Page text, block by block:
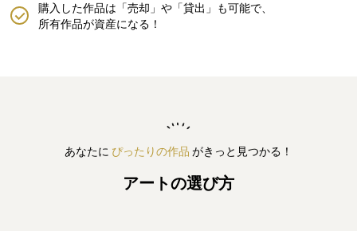
購入した作品は「売却」や「貸出」も可能で、
所有作品が資産になる！
あなたに ぴったりの作品 がきっと見つかる！
アートの選び方